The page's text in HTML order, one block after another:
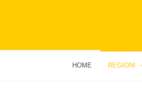
HOME REGIONI